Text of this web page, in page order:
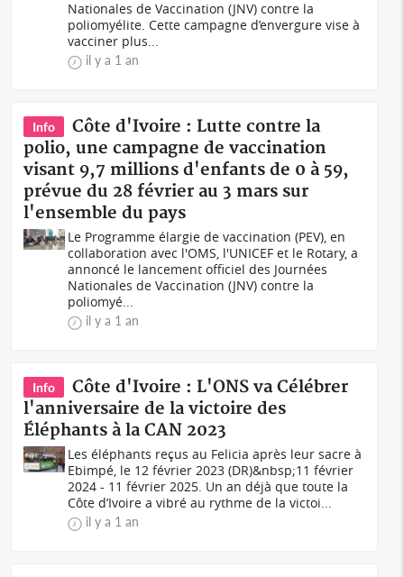
Nationales de Vaccination (JNV) contre la
poliomyélite. Cette campagne d’envergure vise à
vacciner plus...
il y a 1 an
Info
Côte d'Ivoire : Lutte contre la
polio, une campagne de vaccination
visant 9,7 millions d'enfants de 0 à 59,
prévue du 28 février au 3 mars sur
l'ensemble du pays
Le Programme élargie de vaccination (PEV), en
collaboration avec l'OMS, l'UNICEF et le Rotary, a
annoncé le lancement officiel des Journées
Nationales de Vaccination (JNV) contre la
poliomyé...
il y a 1 an
Info
Côte d'Ivoire : L'ONS va Célébrer
l'anniversaire de la victoire des
Éléphants à la CAN 2023
Les éléphants reçus au Felicia après leur sacre à
Ebimpé, le 12 février 2023 (DR)&nbsp;11 février
2024 - 11 février 2025. Un an déjà que toute la
Côte d’Ivoire a vibré au rythme de la victoi...
il y a 1 an